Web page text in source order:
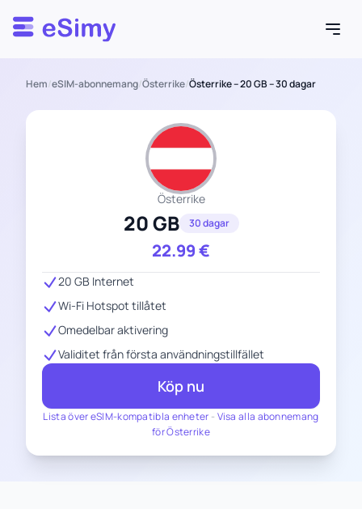
Esimy
Hem/eSIM-abonnemang/Österrike/Österrike – 20 GB – 30 dagar
Österrike
20 GB 30 dagar
22.99€
Lista över eSIM-kompatibla enheter - Visa alla abonnemang
för Österrike
20 GB Internet
Wi-Fi Hotspot tillåtet
Omedelbar aktivering
Validitet från första användningstillfället
Köp nu